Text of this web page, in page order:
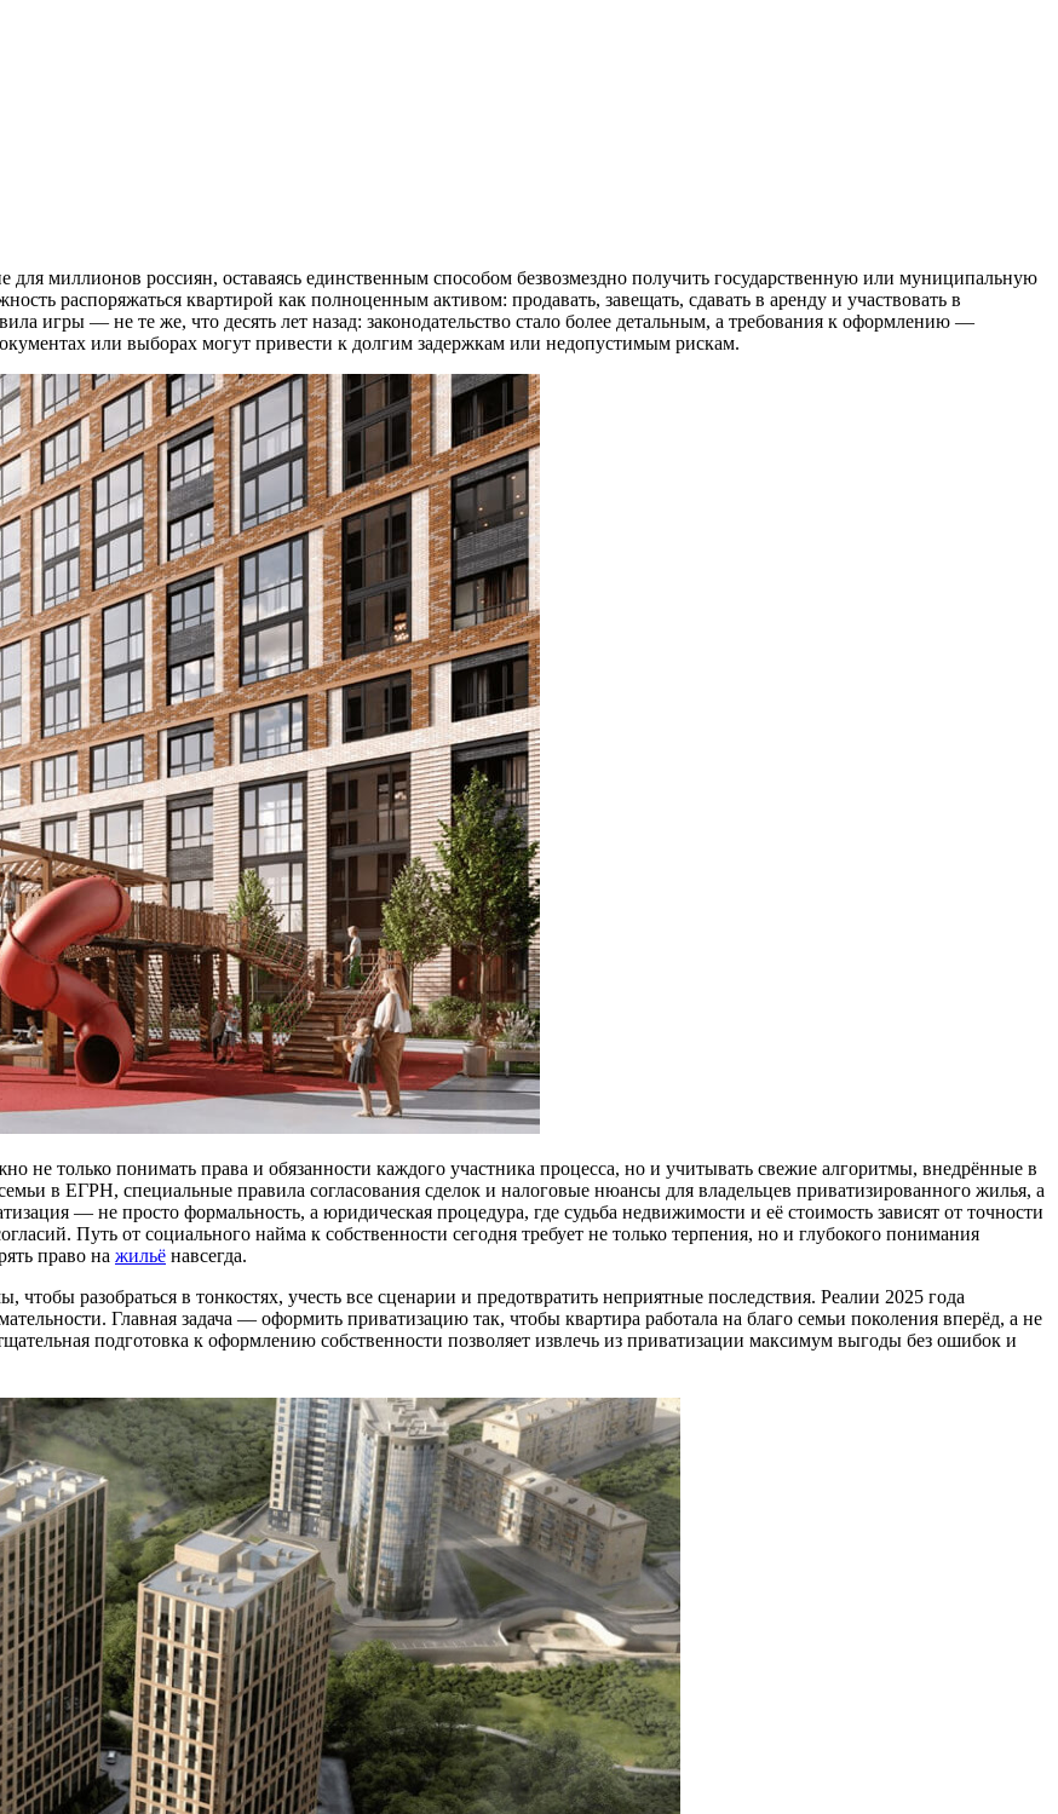
для миллионов россиян, оставаясь единственным способом безвозмездно получить государственную или муниципальную
распоряжаться квартирой как полноценным активом: продавать, завещать, сдавать в аренду и участвовать в
игры — не те же, что десять лет назад: законодательство стало более детальным, а требования к оформлению —
или выборах могут привести к долгим задержкам или недопустимым рискам.
не только понимать права и обязанности каждого участника процесса, но и учитывать свежие алгоритмы, внедрённые в
в ЕГРН, специальные правила согласования сделок и налоговые нюансы для владельцев приватизированного жилья, а
— не просто формальность, а юридическая процедура, где судьба недвижимости и её стоимость зависят от точности
Путь от социального найма к собственности сегодня требует не только терпения, но и глубокого понимания
право на жильё навсегда.
разобраться в тонкостях, учесть все сценарии и предотвратить неприятные последствия. Реалии 2025 года
Главная задача — оформить приватизацию так, чтобы квартира работала на благо семьи поколения вперёд, а не
подготовка к оформлению собственности позволяет извлечь из приватизации максимум выгоды без ошибок и